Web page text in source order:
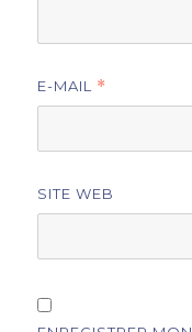
E-MAIL *
SITE WEB